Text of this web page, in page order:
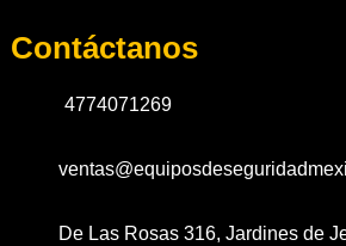
Contáctanos
4774071269
De Las Rosas 316, Jardines de